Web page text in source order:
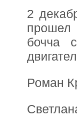
2
прошел
бочча
Роман